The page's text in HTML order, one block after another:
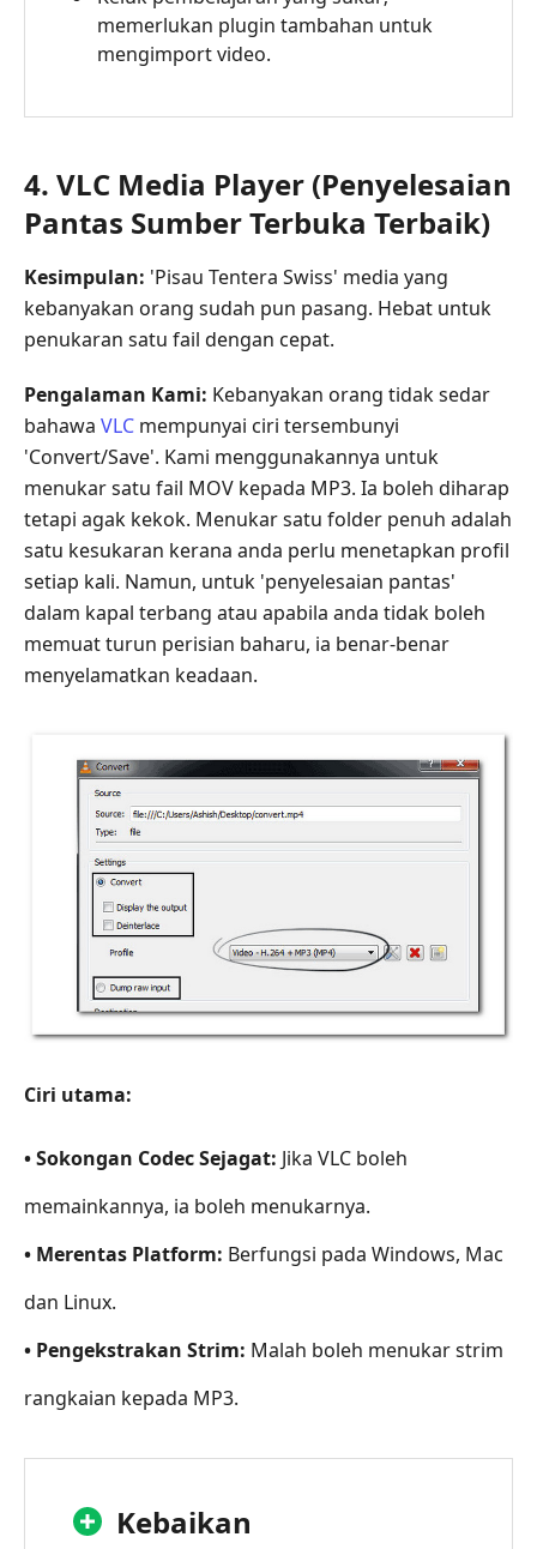
memerlukan plugin tambahan untuk
mengimport video.
4. VLC Media Player (Penyelesaian
Pantas Sumber Terbuka Terbaik)
Kesimpulan: 'Pisau Tentera Swiss' media yang
kebanyakan orang sudah pun pasang. Hebat untuk
penukaran satu fail dengan cepat.
Pengalaman Kami: Kebanyakan orang tidak sedar
bahawa VLC mempunyai ciri tersembunyi
'Convert/Save'. Kami menggunakannya untuk
menukar satu fail MOV kepada MP3. Ia boleh diharap
tetapi agak kekok. Menukar satu folder penuh adalah
satu kesukaran kerana anda perlu menetapkan profil
setiap kali. Namun, untuk 'penyelesaian pantas'
dalam kapal terbang atau apabila anda tidak boleh
memuat turun perisian baharu, ia benar-benar
menyelamatkan keadaan.
Ciri utama:
• Sokongan Codec Sejagat: Jika VLC boleh
memainkannya, ia boleh menukarnya.
• Merentas Platform: Berfungsi pada Windows, Mac
dan Linux.
• Pengekstrakan Strim: Malah boleh menukar strim
rangkaian kepada MP3.
Kebaikan